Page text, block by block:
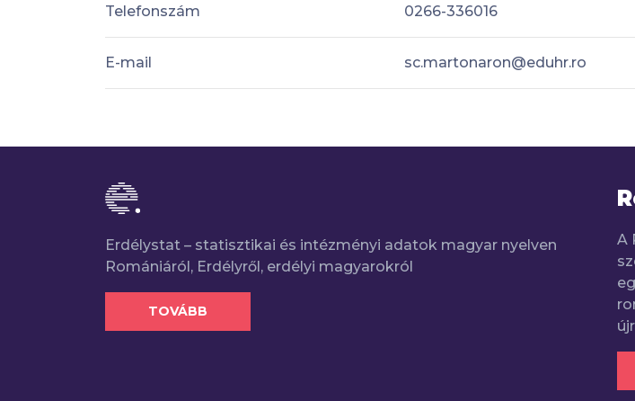
Telefonszám 0266-336016
E-mail sc.martonaron@eduhr.ro
Erdélystat – statisztikai és intézményi adatok magyar nyelven
Romániáról, Erdélyről, erdélyi magyarokról
TOVÁBB
A